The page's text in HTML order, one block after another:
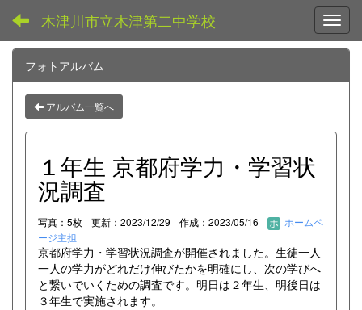
木津川市立木津第二中学校
フォトアルバム
アルバム一覧へ
１年生 京都府学力・学習状
況調査
写真：5枚 更新：2023/12/29 作成：2023/05/16
ホームペ
ージ主担
京都府学力・学習状況調査が開催されました。生徒一人
一人の学力がどれだけ伸びたかを明確にし、次の学びへ
と繋いでいくための調査です。明日は２年生、明後日は
３年生で実施されます。